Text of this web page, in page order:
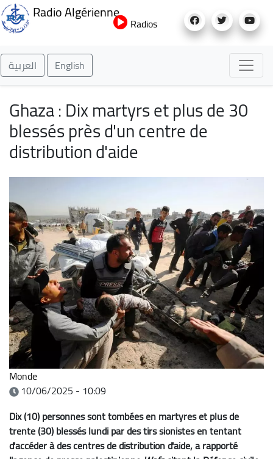
au
Radio Algérienne
Radios
العربية English
Ghaza : Dix martyrs et plus de 30
blessés près d'un centre de
distribution d'aide
Monde
10/06/2025 - 10:09
Dix (10) personnes sont tombées en martyres et plus de
trente (30) blessés lundi par des tirs sionistes en tentant
d'accéder à des centres de distribution d'aide, a rapporté